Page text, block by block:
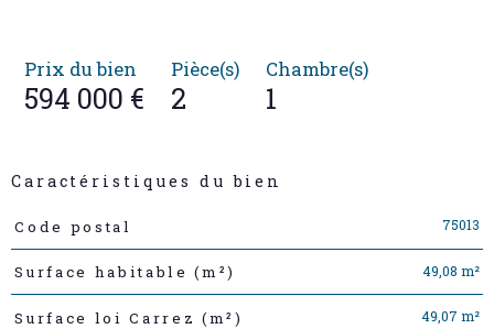
Prix du bien
594 000 €
Pièce(s)
2
Chambre(s)
1
Caractéristiques du bien
Caractéristiques Valeurs
Code postal 75013
Surface habitable (m²) 49,08 m²
Surface loi Carrez (m²) 49,07 m²